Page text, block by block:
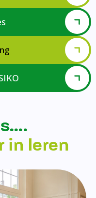
in leren